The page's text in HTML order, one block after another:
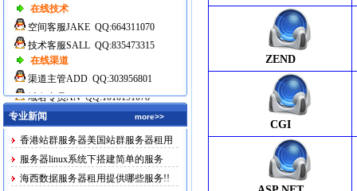
在线技术
空间客服JAKE QQ:664311070
技术客服SALL QQ:835473315
在线渠道
渠道主管ADD QQ:303956801
域名专员AN QQ:1010191078
专业新闻
more>>
香港站群服务器美国站群服务器租用
服务器linux系统下搭建简单的服务
海西数据服务器租用提供哪些服务!!
ZEND
CGI